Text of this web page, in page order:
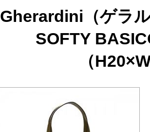
Gherardini（ゲラ
SOFTY
（